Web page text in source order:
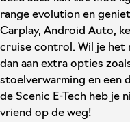
range evolution en
Carplay, Android Auto,
cruise control. Wil je het
dan aan extra opties
stoelverwarming en een
de Scenic E-Tech heb je
vriend op de weg!